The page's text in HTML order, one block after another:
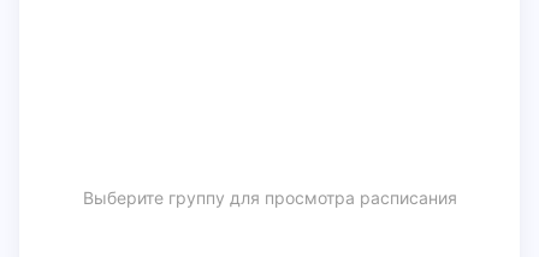
Выберите группу для просмотра расписания